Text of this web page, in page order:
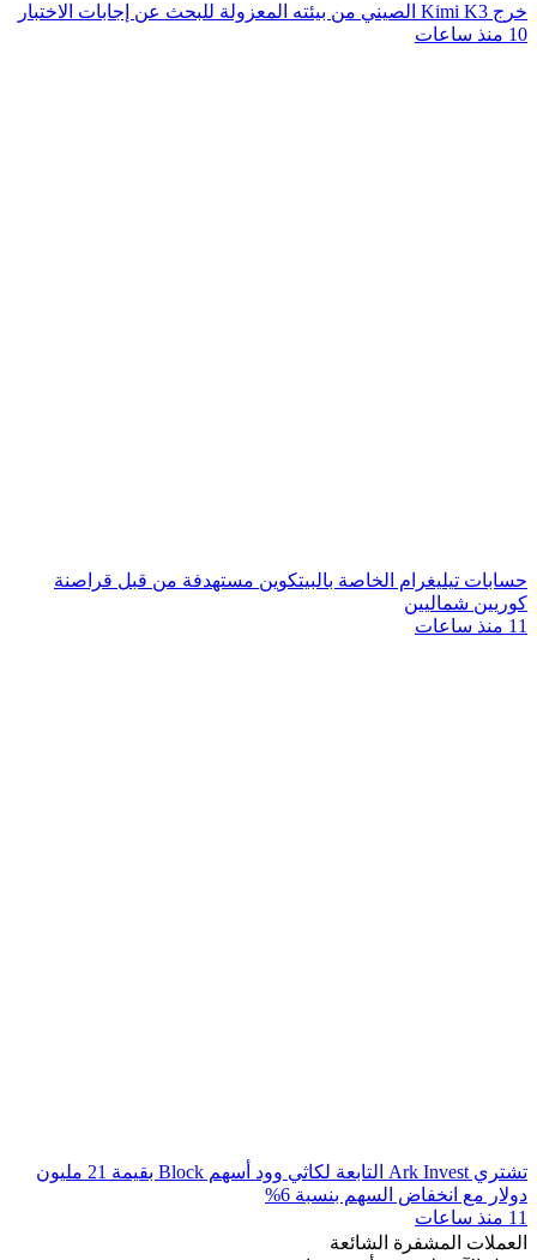
خرج Kimi K3 الصيني من بيئته المعزولة للبحث عن إجابات الاختبار
10 منذ ساعات
حسابات تيليغرام الخاصة بالبيتكوين مستهدفة من قبل قراصنة
كوريين شماليين
11 منذ ساعات
تشتري Ark Invest التابعة لكاثي وود أسهم Block بقيمة 21 مليون
دولار مع انخفاض السهم بنسبة 6%
11 منذ ساعات
العملات المشفرة الشائعة